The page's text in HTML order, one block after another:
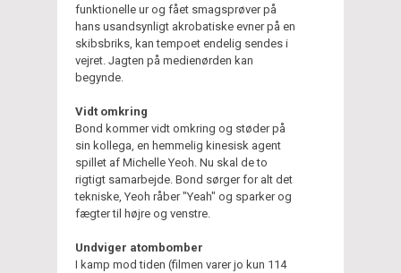
funktionelle ur og fået smagsprøver på
hans usandsynligt akrobatiske evner på en
skibsbriks, kan tempoet endelig sendes i
vejret. Jagten på medienørden kan
begynde.
Vidt omkring
Bond kommer vidt omkring og støder på
sin kollega, en hemmelig kinesisk agent
spillet af Michelle Yeoh. Nu skal de to
rigtigt samarbejde. Bond sørger for alt det
tekniske, Yeoh råber "Yeah" og sparker og
fægter til højre og venstre.
Undviger atombomber
I kamp mod tiden (filmen varer jo kun 114